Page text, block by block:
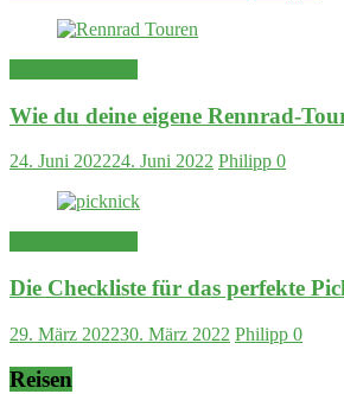
Wie du deine eigene Rennrad-
24. Juni 202224. Juni 2022 Philipp 0
Die Checkliste für das perfekte
29. März 202230. März 2022 Philipp 0
Reisen